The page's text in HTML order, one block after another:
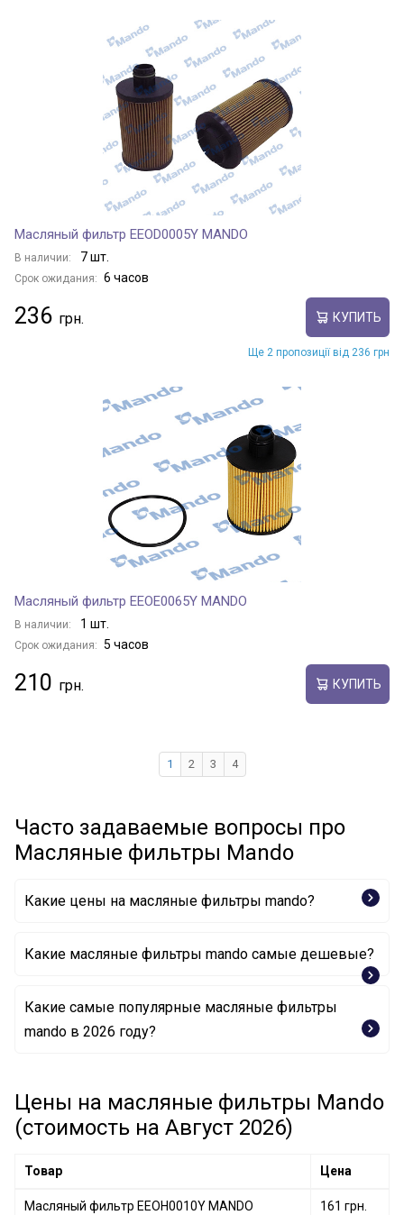
Масляный фильтр EEOD0005Y MANDO
В наличии: 7 шт.
Срок ожидания: 6 часов
236 КУПИТЬ
Ще 2 пропозиції від 236 грн
Масляный фильтр EEOE0065Y MANDO
В наличии: 1 шт.
Срок ожидания: 5 часов
210 КУПИТЬ
1 2 3 4
Часто задаваемые вопросы про
Масляные фильтры Mando
Какие цены на масляные фильтры mando?
Какие масляные фильтры mando самые дешевые?
Масляный фильтр EEOH0006Y MANDO
Масляный фильтр MOF4459 MANDO
Какие самые популярные масляные фильтры
mando в 2026 году?
Цены на масляные фильтры Mando
(стоимость на Август 2026)
Товар Цена
Масляный фильтр EEOH0010Y MANDO 161 грн.